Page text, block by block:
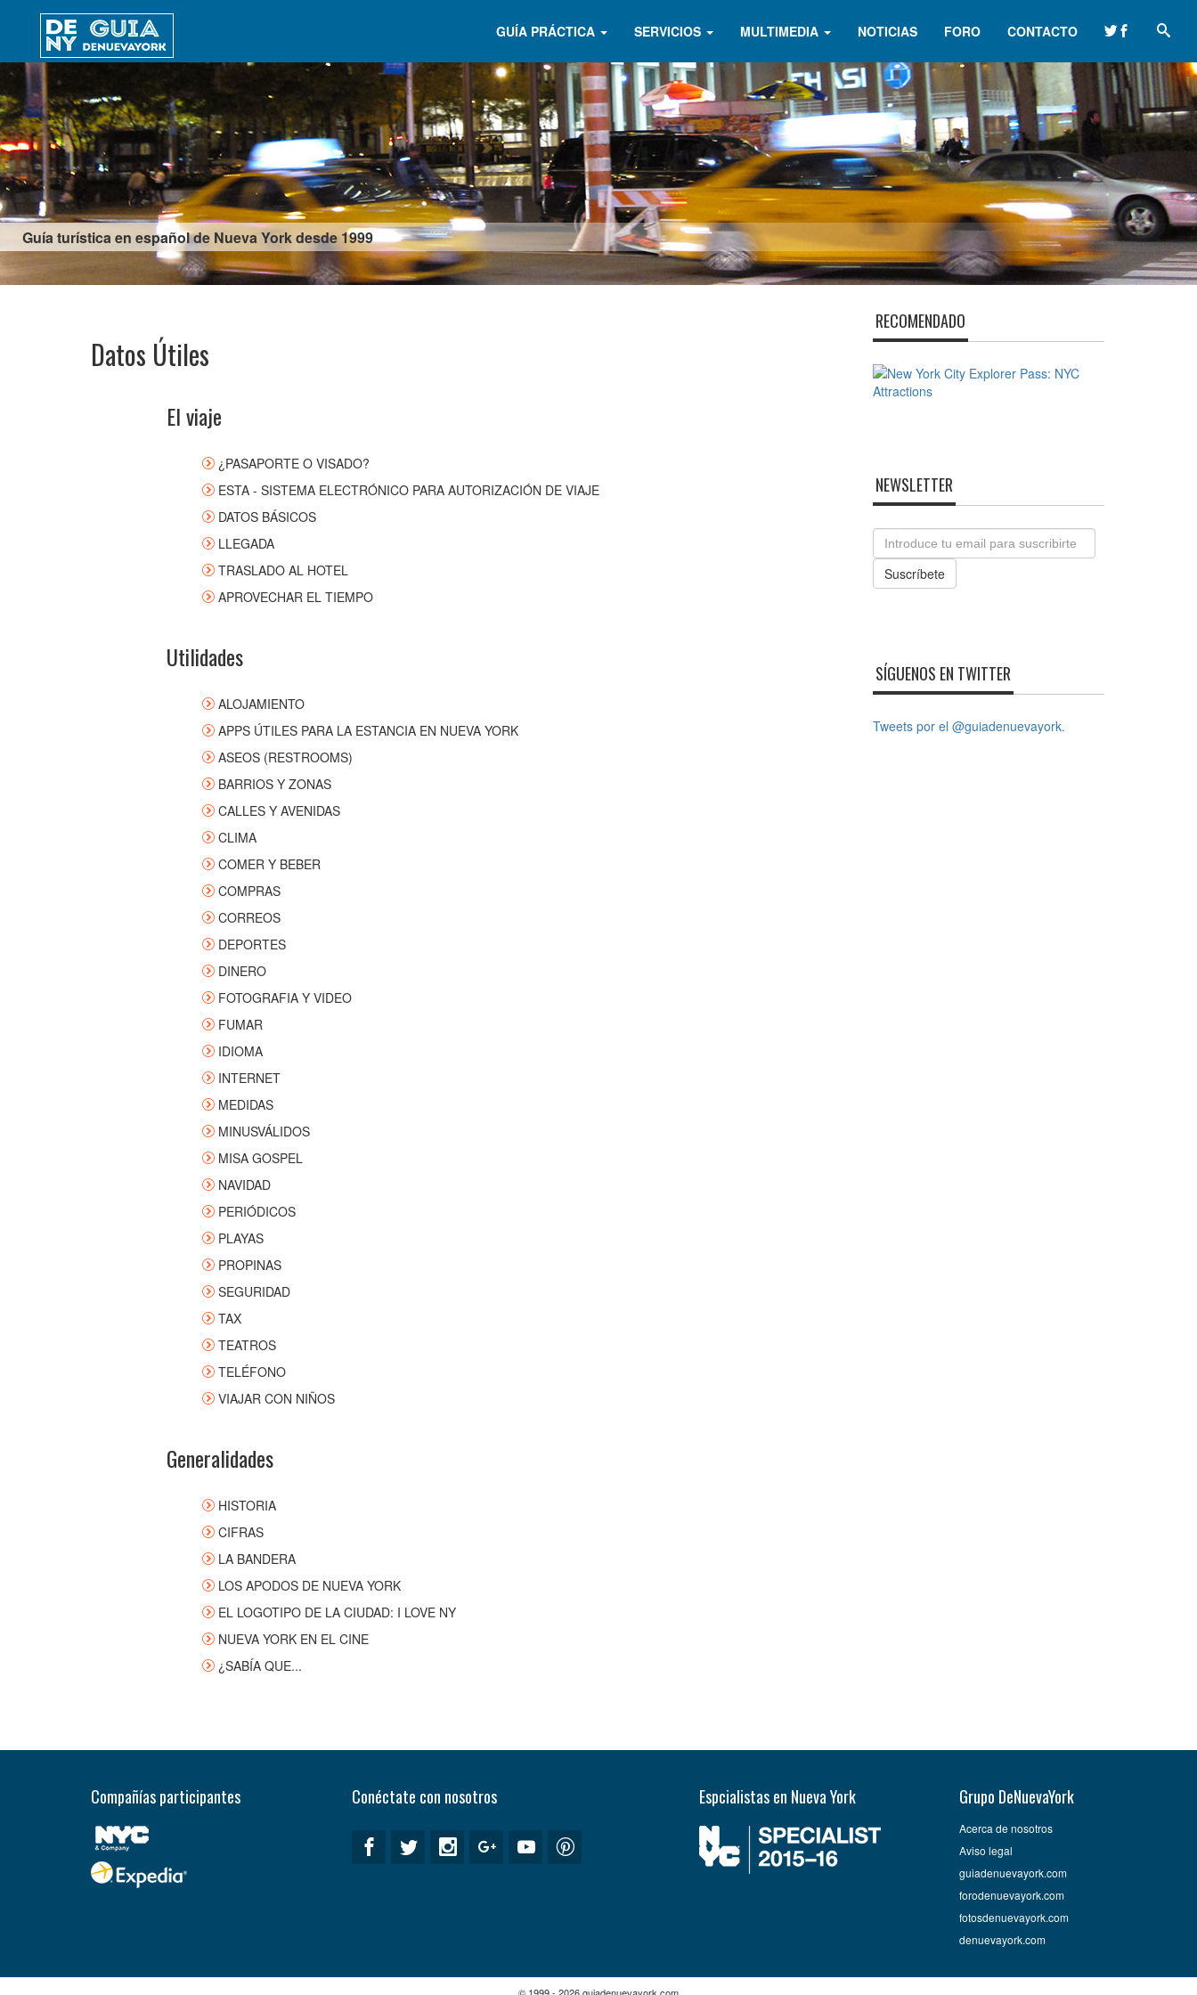
Guía turística en español de Nueva York desde 1999
GUÍA PRÁCTICA SERVICIOS MULTIMEDIA NOTICIAS FORO CONTACTO
Datos Útiles
El viaje
¿PASAPORTE O VISADO?
ESTA - SISTEMA ELECTRÓNICO PARA AUTORIZACIÓN DE VIAJE
DATOS BÁSICOS
LLEGADA
TRASLADO AL HOTEL
APROVECHAR EL TIEMPO
Utilidades
ALOJAMIENTO
APPS ÚTILES PARA LA ESTANCIA EN NUEVA YORK
ASEOS (RESTROOMS)
BARRIOS Y ZONAS
CALLES Y AVENIDAS
CLIMA
COMER Y BEBER
COMPRAS
CORREOS
DEPORTES
DINERO
FOTOGRAFIA Y VIDEO
FUMAR
IDIOMA
INTERNET
MEDIDAS
MINUSVÁLIDOS
MISA GOSPEL
NAVIDAD
PERIÓDICOS
PLAYAS
PROPINAS
SEGURIDAD
TAX
TEATROS
TELÉFONO
VIAJAR CON NIÑOS
Generalidades
HISTORIA
CIFRAS
LA BANDERA
LOS APODOS DE NUEVA YORK
EL LOGOTIPO DE LA CIUDAD: I LOVE NY
NUEVA YORK EN EL CINE
¿SABÍA QUE...
RECOMENDADO
NEWSLETTER
Email
Suscríbete
SÍGUENOS EN TWITTER
Tweets por el @guiadenuevayork.
Compañías participantes Conéctate con nosotros Espcialistas en Nueva York Grupo DeNuevaYork
Acerca de nosotros
Aviso legal
guiadenuevayork.com
forodenuevayork.com
fotosdenuevayork.com
denuevayork.com